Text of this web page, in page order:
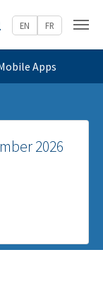
EN FR
Apps
2026